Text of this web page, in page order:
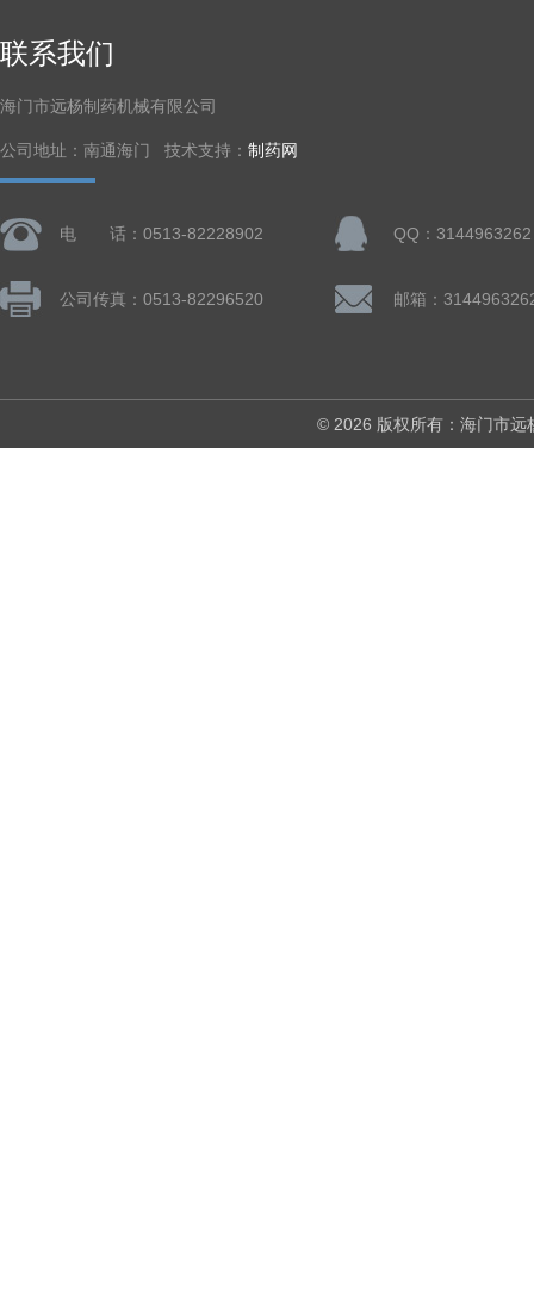
联系我们
海门市远杨制药机械有限公司
公司地址：南通海门 技术支持： 制药网
电 话：0513-82228902 QQ：3144963262
公司传真：0513-82296520 邮箱：
© 2026 版权所有：海门市